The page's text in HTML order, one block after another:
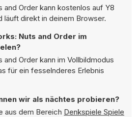
and Order kann kostenlos auf Y8
läuft direkt in deinem Browser.
Nuts and Order im
and Order kann im Vollbildmodus
für ein fesselnderes Erlebnis
wir als nächtes probieren?
aus dem Bereich Denkspiele Spiele